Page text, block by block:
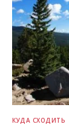
КУДА СХОДИТЬ